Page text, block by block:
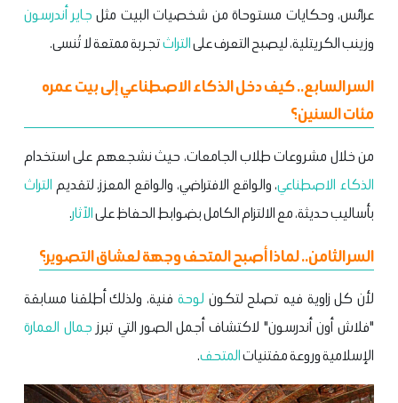
عرائس، وحكايات مستوحاة من شخصيات البيت مثل جاير أندرسون
وزينب الكريتلية، ليصبح التعرف علىالتراثتجربة ممتعة لا تُنسى.
السر السابع.. كيف دخل الذكاء الاصطناعي إلى بيت عمره
مئات السنين؟
من خلال مشروعات طلاب الجامعات، حيث نشجعهم على استخدام
الذكاء الاصطناعي، والواقع الافتراضي، والواقع المعزز، لتقديم التراث
بأساليب حديثة، مع الالتزام الكامل بضوابط الحفاظ علىالآثار.
السر الثامن.. لماذا أصبح المتحف وجهة لعشاق التصوير؟
لأن كل زاوية فيه تصلح لتكون لوحة فنية، ولذلك أطلقنا مسابقة
"فلاش أون أندرسون" لاكتشاف أجمل الصور التي تبرز جمال العمارة
الإسلامية وروعة مقتنياتالمتحف.